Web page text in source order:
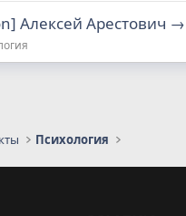
Алексей Арестович
почта
Психология